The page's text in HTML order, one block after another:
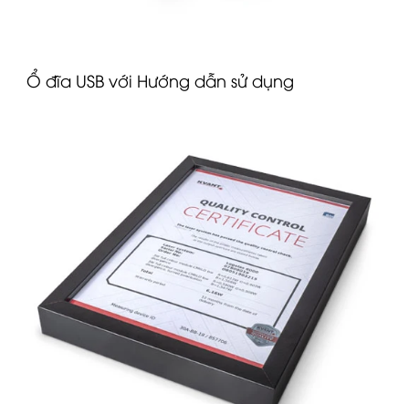
Ổ đĩa USB với Hướng dẫn sử dụng